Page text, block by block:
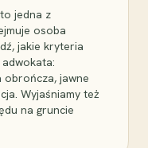
jedna z
osoba
jakie kryteria
obrończa, jawne
Wyjaśniamy też
na gruncie